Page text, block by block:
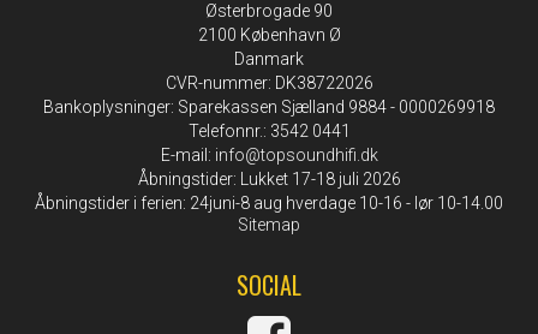
Østerbrogade 90
2100 København Ø
Danmark
CVR-nummer: DK38722026
Bankoplysninger: Sparekassen Sjælland 9884 - 0000269918
Telefonnr.: 3542 0441
E-mail : info@topsoundhifi.dk
Åbningstider: Lukket 17-18 juli 2026
Åbningstider i ferien: 24juni-8 aug hverdage 10-16 - lør 10-14.00
Sitemap
SOCIAL